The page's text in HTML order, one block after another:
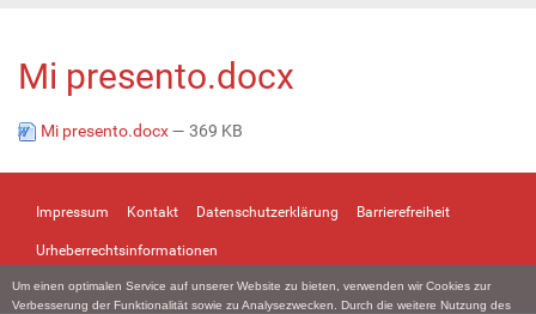
Um einen optimalen Service auf unserer Website zu bieten, verwenden wir Cookies zur
Verbesserung der Funktionalität sowie zu Analysezwecken. Durch die weitere Nutzung des
Mi presento.docx
Mi presento.docx— 369 KB
Impressum Kontakt Datenschutzerklärung Barrierefreiheit
Urheberrechtsinformationen